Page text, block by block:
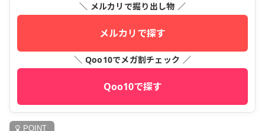
＼ メルカリで掘り出し物 ／
メルカリで探す
＼ Qoo10でメガ割チェック ／
Qoo10で探す